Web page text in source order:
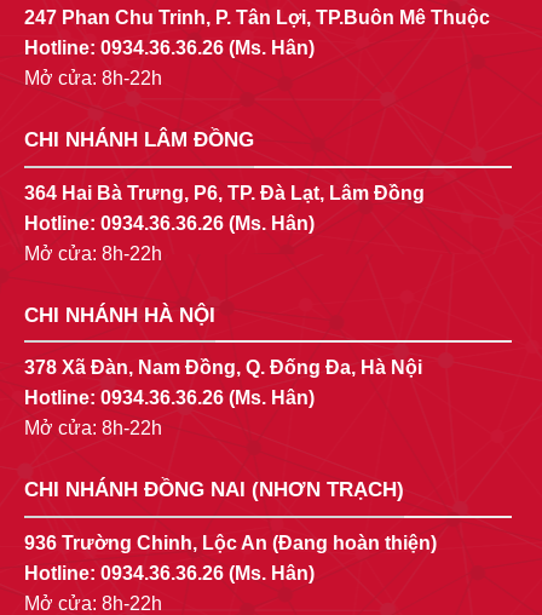
247 Phan Chu Trinh, P. Tân Lợi, TP.Buôn Mê Thuộc
Hotline: 0934.36.36.26 (Ms. Hân)
Mở cửa: 8h-22h
CHI NHÁNH LÂM ĐỒNG
364 Hai Bà Trưng, P6, TP. Đà Lạt, Lâm Đồng
Hotline: 0934.36.36.26 (Ms. Hân)
Mở cửa: 8h-22h
CHI NHÁNH HÀ NỘI
378 Xã Đàn, Nam Đồng, Q. Đống Đa, Hà Nội
Hotline: 0934.36.36.26 (Ms. Hân)
Mở cửa: 8h-22h
CHI NHÁNH ĐỒNG NAI (NHƠN TRẠCH)
936 Trường Chinh, Lộc An (Đang hoàn thiện)
Hotline: 0934.36.36.26 (Ms. Hân)
Mở cửa: 8h-22h